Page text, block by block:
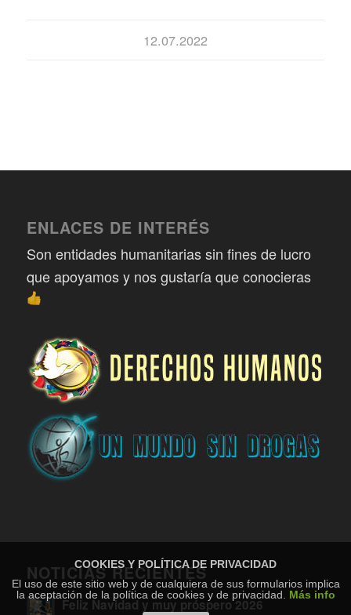
12.07.2022
ENLACES DE INTERÉS
Son entidades humanitarias sin fines de lucro
que apoyamos y nos gustaría que conocieras
NOTICIAS RECIENTES
Feliz Navidad y muy próspero 2026
COOKIES Y POLÍTICA DE PRIVACIDAD
El uso de este sitio web y de cualquiera de sus formularios implica
la aceptación de la política de cookies y de privacidad. Más info